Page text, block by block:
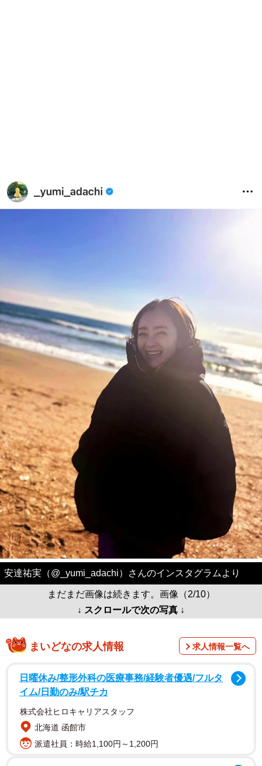
安達祐実（@_yumi_adachi）さんのインスタグラムより
まだまだ画像は続きます。画像（2/10）
↓ スクロールで次の写真 ↓
まいどなの求人情報 求人情報一覧へ
日曜休み/整形外科の医療事務/経験者優遇/フルタ
イム/日勤のみ/駅チカ
株式会社ヒロキャリアスタッフ
北海道 函館市
派遣社員：時給1,100円～1,200円